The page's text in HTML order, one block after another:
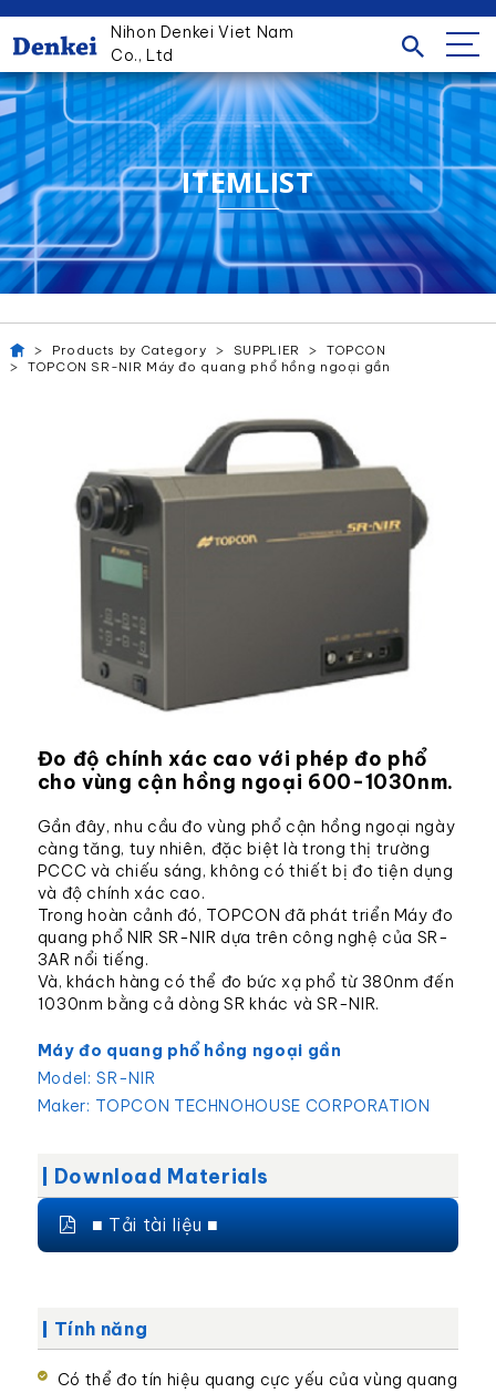
Nihon Denkei Viet Nam
Co., Ltd
ITEMLIST
Products by Category SUPPLIER
TOPCON
TOPCON SR-NIR Máy đo quang phổ hồng ngoại gần
Đo độ chính xác cao với phép đo phổ
cho vùng cận hồng ngoại 600-1030nm.
Gần đây, nhu cầu đo vùng phổ cận hồng ngoại ngày
càng tăng, tuy nhiên, đặc biệt là trong thị trường
PCCC và chiếu sáng, không có thiết bị đo tiện dụng
và độ chính xác cao.
Trong hoàn cảnh đó, TOPCON đã phát triển Máy đo
quang phổ NIR SR-NIR dựa trên công nghệ của SR-
3AR nổi tiếng.
Và, khách hàng có thể đo bức xạ phổ từ 380nm đến
1030nm bằng cả dòng SR khác và SR-NIR.
Máy đo quang phổ hồng ngoại gần
Model: SR-NIR
Maker: TOPCON TECHNOHOUSE CORPORATION
Download Materials
■ Tải tài liệu ■
Tính năng
Có thể đo tín hiệu quang cực yếu của vùng quang